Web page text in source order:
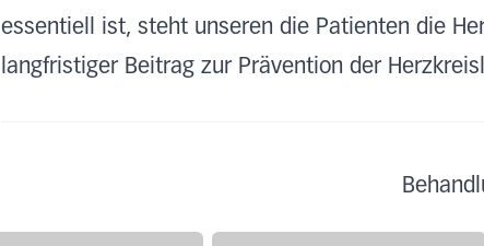
essentiell ist, steht unseren die Patienten die
langfristiger Beitrag zur Prävention der